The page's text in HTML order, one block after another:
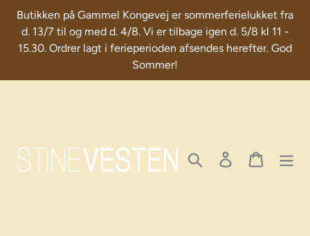
Skip
content
Butikken på Gammel Kongevej er sommerferielukket fra
d. 13/7 til og med d. 4/8. Vi er tilbage igen d. 5/8 kl 11 -
15.30. Ordrer lagt i ferieperioden afsendes herefter. God
Sommer!
Search Log in Cart